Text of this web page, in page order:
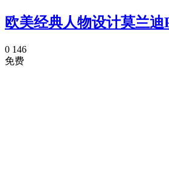
欧美经典人物设计莫兰
0 146
免费